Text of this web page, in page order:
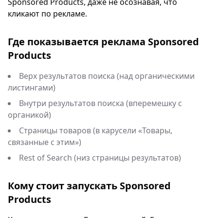
кликают по рекламе.
Где показывается реклама Sponsored
Products
Верх результатов поиска (над органическими
листингами)
Внутри результатов поиска (вперемешку с
органикой)
Страницы товаров (в карусели «Товары,
связанные с этим»)
Rest of Search (низ страницы результатов)
Кому стоит запускать Sponsored
Products